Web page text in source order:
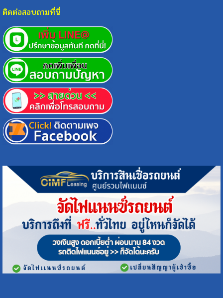
ติดต่อสอบถามที่นี่